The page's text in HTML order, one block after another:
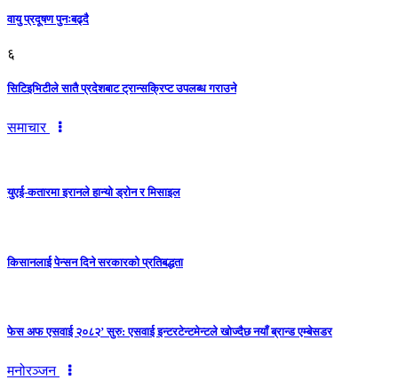
वायु प्रदूषण पुनःबढ्दै
६
सिटिइभिटीले सातै प्रदेशबाट ट्रान्सक्रिप्ट उपलब्ध गराउने
समाचार
युएई-कतारमा इरानले हान्यो ड्रोन र मिसाइल
किसानलाई पेन्सन दिने सरकारको प्रतिबद्धता
फेस अफ एसवाई २०८२’ सुरु: एसवाई इन्टरटेन्टमेन्टले खोज्दैछ नयाँ ब्रान्ड एम्बेसडर
मनोरञ्जन